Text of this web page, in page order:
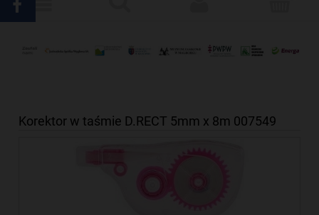
Korektor w taśmie D.RECT 5mm x 8m 007549